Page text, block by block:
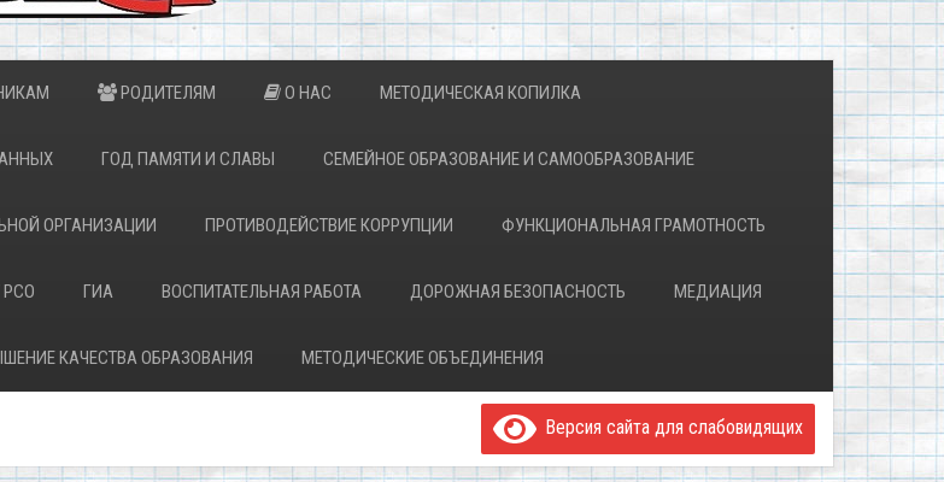
РОДИТЕЛЯМ О НАС МЕТОДИЧЕСКАЯ КОПИЛКА
ГОД ПАМЯТИ И СЛАВЫ СЕМЕЙНОЕ ОБРАЗОВАНИЕ И САМООБРАЗОВАНИЕ
ОРГАНИЗАЦИИ ПРОТИВОДЕЙСТВИЕ КОРРУПЦИИ ФУНКЦИОНАЛЬНАЯ ГРАМОТНОСТЬ
ГИА ВОСПИТАТЕЛЬНАЯ РАБОТА ДОРОЖНАЯ БЕЗОПАСНОСТЬ МЕДИАЦИЯ
КАЧЕСТВА ОБРАЗОВАНИЯ МЕТОДИЧЕСКИЕ ОБЪЕДИНЕНИЯ
Версия сайта для слабовидящих